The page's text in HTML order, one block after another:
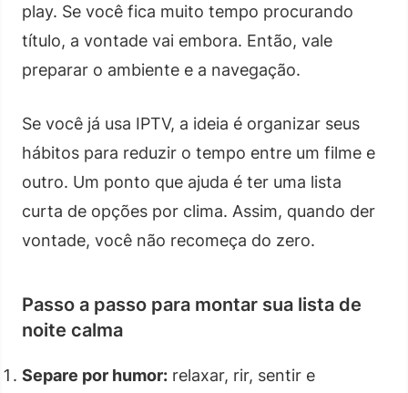
play. Se você fica muito tempo procurando
título, a vontade vai embora. Então, vale
preparar o ambiente e a navegação.
Se você já usa IPTV, a ideia é organizar seus
hábitos para reduzir o tempo entre um filme e
outro. Um ponto que ajuda é ter uma lista
curta de opções por clima. Assim, quando der
vontade, você não recomeça do zero.
Passo a passo para montar sua lista de
noite calma
Separe por humor: relaxar, rir, sentir e